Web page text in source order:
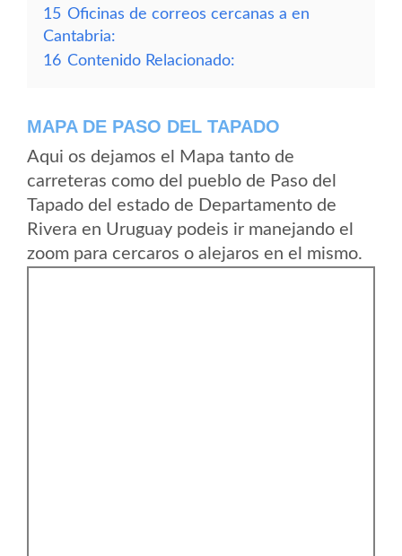
15 Oficinas de correos cercanas a en
Cantabria:
16 Contenido Relacionado:
MAPA DE PASO DEL TAPADO
Aqui os dejamos el Mapa tanto de
carreteras como del pueblo de Paso del
Tapado del estado de Departamento de
Rivera en Uruguay podeis ir manejando el
zoom para cercaros o alejaros en el mismo.